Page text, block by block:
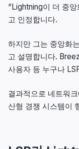
“Lightning이 더 중
고 인정합니다.
하지만 그는 중앙화
고 설명합니다.
사용자 등 누구나
결과적으로 네트워
산형 경쟁 시스템이